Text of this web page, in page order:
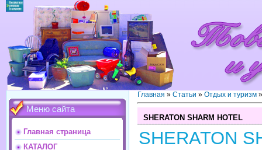
Меню сайта
Главная страница
КАТАЛОГ
Главная » Статьи » Отдых и туризм
SHERATON SHARM HOTEL
SHERATON